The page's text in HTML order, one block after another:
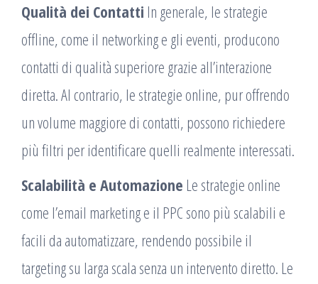
Qualità dei Contatti In generale, le strategie
offline, come il networking e gli eventi, producono
contatti di qualità superiore grazie all’interazione
diretta. Al contrario, le strategie online, pur offrendo
un volume maggiore di contatti, possono richiedere
più filtri per identificare quelli realmente interessati.
Scalabilità e Automazione Le strategie online
come l’email marketing e il PPC sono più scalabili e
facili da automatizzare, rendendo possibile il
targeting su larga scala senza un intervento diretto. Le